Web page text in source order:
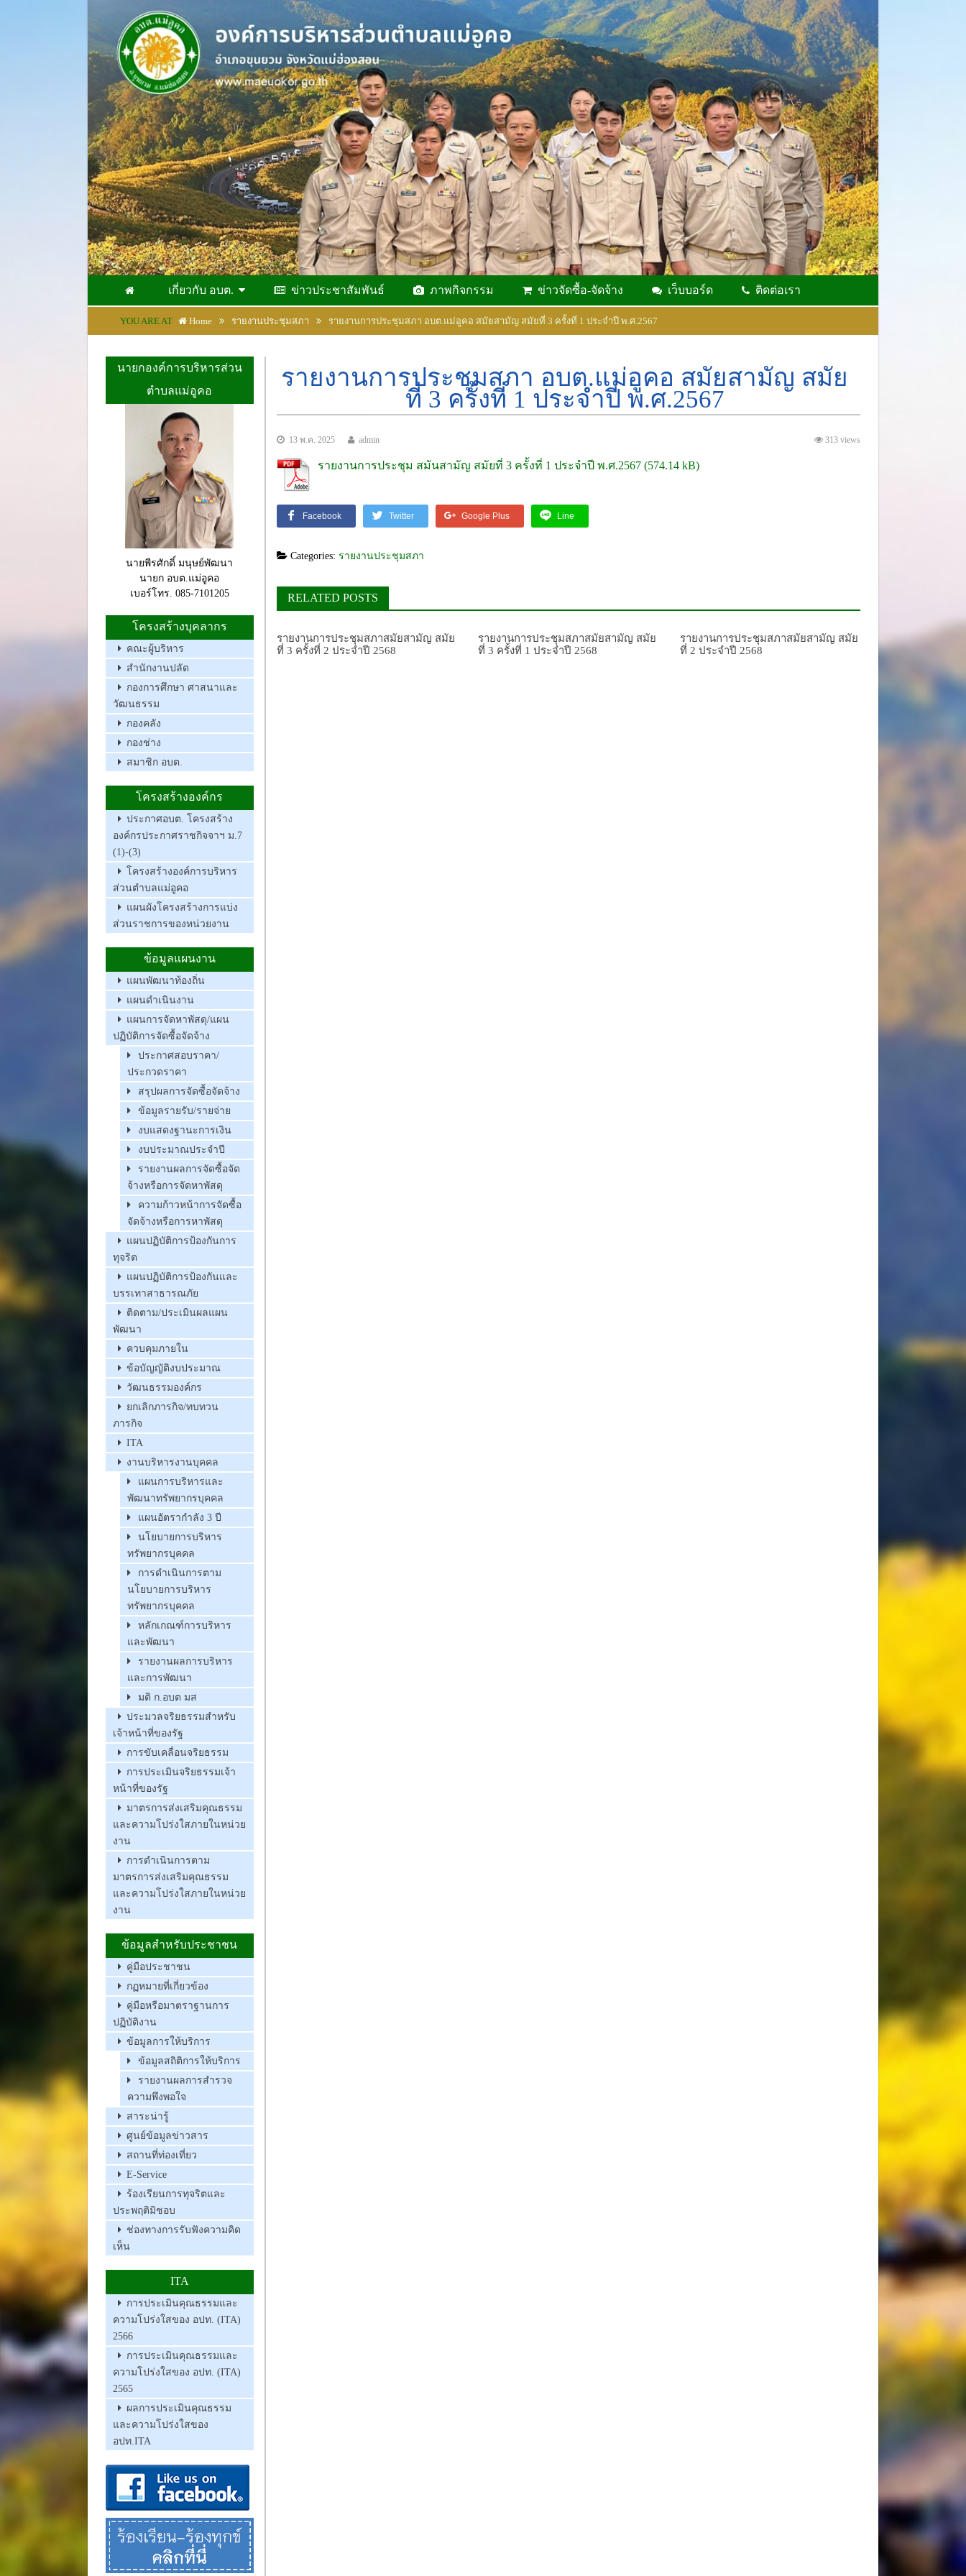
เกี่ยวกับ อบต. ข่าวประชาสัมพันธ์ ภาพกิจกรรม ข่าวจัดซื้อ-จัดจ้าง เว็บบอร์ด ติดต่อเรา
YOU ARE AT Home รายงานประชุมสภา รายงานการประชุมสภา อบต.แม่อูคอ สมัยสามัญ สมัยที่ 3 ครั้งที่ 1 ประจำปี พ.ศ.2567
นายกองค์การบริหารส่วน
ตำบลแม่อูคอ
นายพีรศักดิ์ มนุษย์พัฒนา
นายก อบต.แม่อูคอ
เบอร์โทร. 085-7101205
โครงสร้างบุคลากร
คณะผู้บริหาร
สำนักงานปลัด
กองการศึกษา ศาสนาและ
วัฒนธรรม
กองคลัง
กองช่าง
สมาชิก อบต.
โครงสร้างองค์กร
ประกาศอบต. โครงสร้าง
องค์กรประกาศราชกิจจาฯ ม.7
(1)-(3)
โครงสร้างองค์การบริหาร
ส่วนตำบลแม่อูคอ
แผนผังโครงสร้างการแบ่ง
ส่วนราชการของหน่วยงาน
ข้อมูลแผนงาน
แผนพัฒนาท้องถิ่น
แผนดำเนินงาน
แผนการจัดหาพัสดุ/แผน
ปฏิบัติการจัดซื้อจัดจ้าง
ประกาศสอบราคา/
ประกวดราคา
สรุปผลการจัดซื้อจัดจ้าง
ข้อมูลรายรับ/รายจ่าย
งบแสดงฐานะการเงิน
งบประมาณประจำปี
รายงานผลการจัดซื้อจัด
จ้างหรือการจัดหาพัสดุ
ความก้าวหน้าการจัดซื้อ
จัดจ้างหรือการหาพัสดุ
แผนปฏิบัติการป้องกันการ
ทุจริต
แผนปฏิบัติการป้องกันและ
บรรเทาสาธารณภัย
ติดตาม/ประเมินผลแผน
พัฒนา
ควบคุมภายใน
ข้อบัญญัติงบประมาณ
วัฒนธรรมองค์กร
ยกเลิกภารกิจ/ทบทวน
ภารกิจ
ITA
งานบริหารงานบุคคล
แผนการบริหารและ
พัฒนาทรัพยากรบุคคล
แผนอัตรากำลัง 3 ปี
นโยบายการบริหาร
ทรัพยากรบุคคล
การดำเนินการตาม
นโยบายการบริหาร
ทรัพยากรบุคคล
หลักเกณฑ์การบริหาร
และพัฒนา
รายงานผลการบริหาร
และการพัฒนา
มติ ก.อบต มส
ประมวลจริยธรรมสำหรับ
เจ้าหน้าที่ของรัฐ
การขับเคลื่อนจริยธรรม
การประเมินจริยธรรมเจ้า
หน้าที่ของรัฐ
มาตรการส่งเสริมคุณธรรม
และความโปร่งใสภายในหน่วย
งาน
การดำเนินการตาม
มาตรการส่งเสริมคุณธรรม
และความโปร่งใสภายในหน่วย
งาน
ข้อมูลสำหรับประชาชน
คู่มือประชาชน
กฏหมายที่เกี่ยวข้อง
คู่มือหรือมาตราฐานการ
ปฏิบัติงาน
ข้อมูลการให้บริการ
ข้อมูลสถิติการให้บริการ
รายงานผลการสำรวจ
ความพึงพอใจ
สาระน่ารู้
ศูนย์ข้อมูลข่าวสาร
สถานที่ท่องเที่ยว
E-Service
ร้องเรียนการทุจริตและ
ประพฤติมิชอบ
ช่องทางการรับฟังความคิด
เห็น
ITA
การประเมินคุณธรรมและ
ความโปร่งใสของ อปท. (ITA)
2566
การประเมินคุณธรรมและ
ความโปร่งใสของ อปท. (ITA)
2565
ผลการประเมินคุณธรรม
และความโปร่งใสของ
อปท.ITA
รายงานการประชุมสภา อบต.แม่อูคอ สมัยสามัญ สมัย
ที่ 3 ครั้งที่ 1 ประจำปี พ.ศ.2567
13 พ.ค. 2025 313 views
admin
รายงานการประชุม สมันสามัญ สมัยที่ 3 ครั้งที่ 1 ประจำปี พ.ศ.2567
Facebook Twitter Google Plus Line
Categories: รายงานประชุมสภา
RELATED POSTS
รายงานการประชุมสภาสมัยสามัญ สมัย
ที่ 3 ครั้งที่ 2 ประจำปี 2568
รายงานการประชุมสภาสมัยสามัญ สมัย
ที่ 3 ครั้งที่ 1 ประจำปี 2568
รายงานการประชุมสภาสมัยสามัญ สมัย
ที่ 2 ประจำปี 2568